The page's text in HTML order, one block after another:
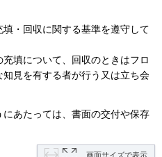
・回収に関する基準を遵守して
填について、回収のときはフロ
見を有する者が行う又は立ち会
あたっては、書面の交付や保存
画面サイズで表示